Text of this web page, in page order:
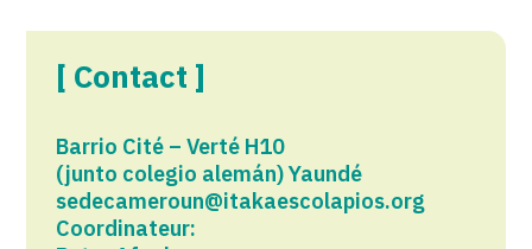
[ Contact ]
Barrio Cité – Verté H10
(junto colegio alemán) Yaundé​
sedecameroun@itakaescolapios.org
Coordinateur: